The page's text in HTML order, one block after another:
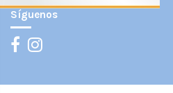
Síguenos